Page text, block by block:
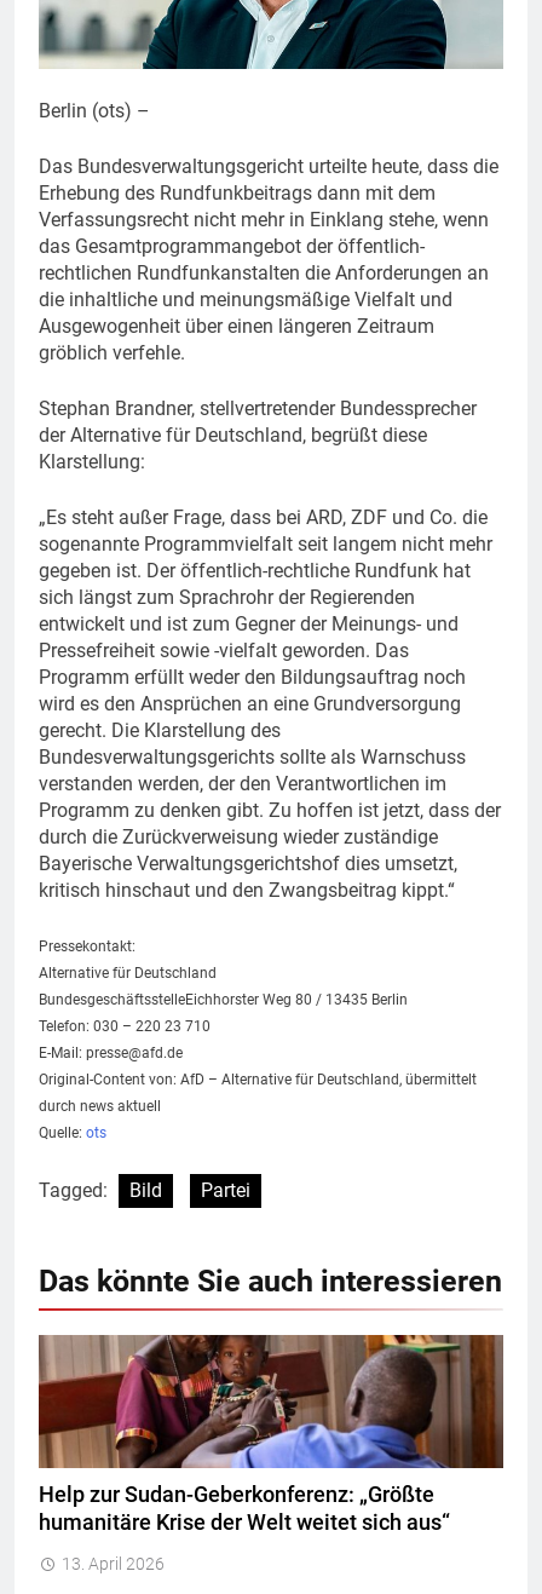
Berlin (ots) –
Das Bundesverwaltungsgericht urteilte heute, dass die
Erhebung des Rundfunkbeitrags dann mit dem
Verfassungsrecht nicht mehr in Einklang stehe, wenn
das Gesamtprogrammangebot der öffentlich-
rechtlichen Rundfunkanstalten die Anforderungen an
die inhaltliche und meinungsmäßige Vielfalt und
Ausgewogenheit über einen längeren Zeitraum
gröblich verfehle.
Stephan Brandner, stellvertretender Bundessprecher
der Alternative für Deutschland, begrüßt diese
Klarstellung:
„Es steht außer Frage, dass bei ARD, ZDF und Co. die
sogenannte Programmvielfalt seit langem nicht mehr
gegeben ist. Der öffentlich-rechtliche Rundfunk hat
sich längst zum Sprachrohr der Regierenden
entwickelt und ist zum Gegner der Meinungs- und
Pressefreiheit sowie -vielfalt geworden. Das
Programm erfüllt weder den Bildungsauftrag noch
wird es den Ansprüchen an eine Grundversorgung
gerecht. Die Klarstellung des
Bundesverwaltungsgerichts sollte als Warnschuss
verstanden werden, der den Verantwortlichen im
Programm zu denken gibt. Zu hoffen ist jetzt, dass der
durch die Zurückverweisung wieder zuständige
Bayerische Verwaltungsgerichtshof dies umsetzt,
kritisch hinschaut und den Zwangsbeitrag kippt.“
Pressekontakt:
Alternative für Deutschland
BundesgeschäftsstelleEichhorster Weg 80 / 13435 Berlin
Telefon: 030 – 220 23 710
E-Mail: presse@afd.de
Original-Content von: AfD – Alternative für Deutschland, übermittelt
durch news aktuell
Quelle: ots
Tagged: Bild Partei
Das könnte Sie auch interessieren
Help zur Sudan-Geberkonferenz: „Größte
humanitäre Krise der Welt weitet sich aus“
13. April 2026